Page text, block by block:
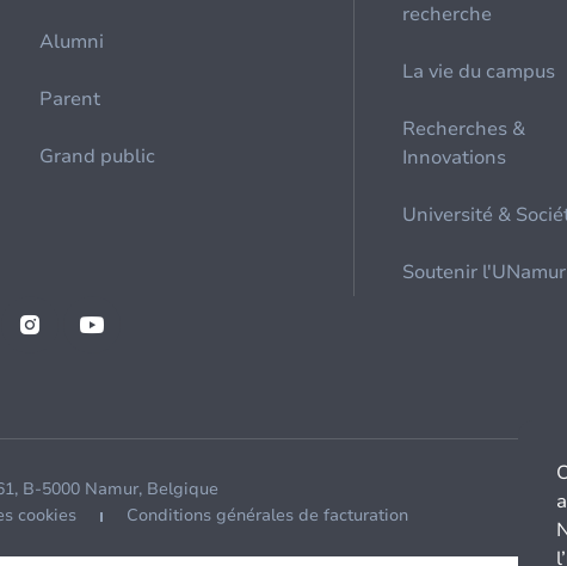
Alumni
Parent
Grand public
recherche
La vie du campus
Recherches &
Innovations
Université &
Soutenir l'UNamur
B-5000 Namur, Belgique
cookies Conditions générales de facturation